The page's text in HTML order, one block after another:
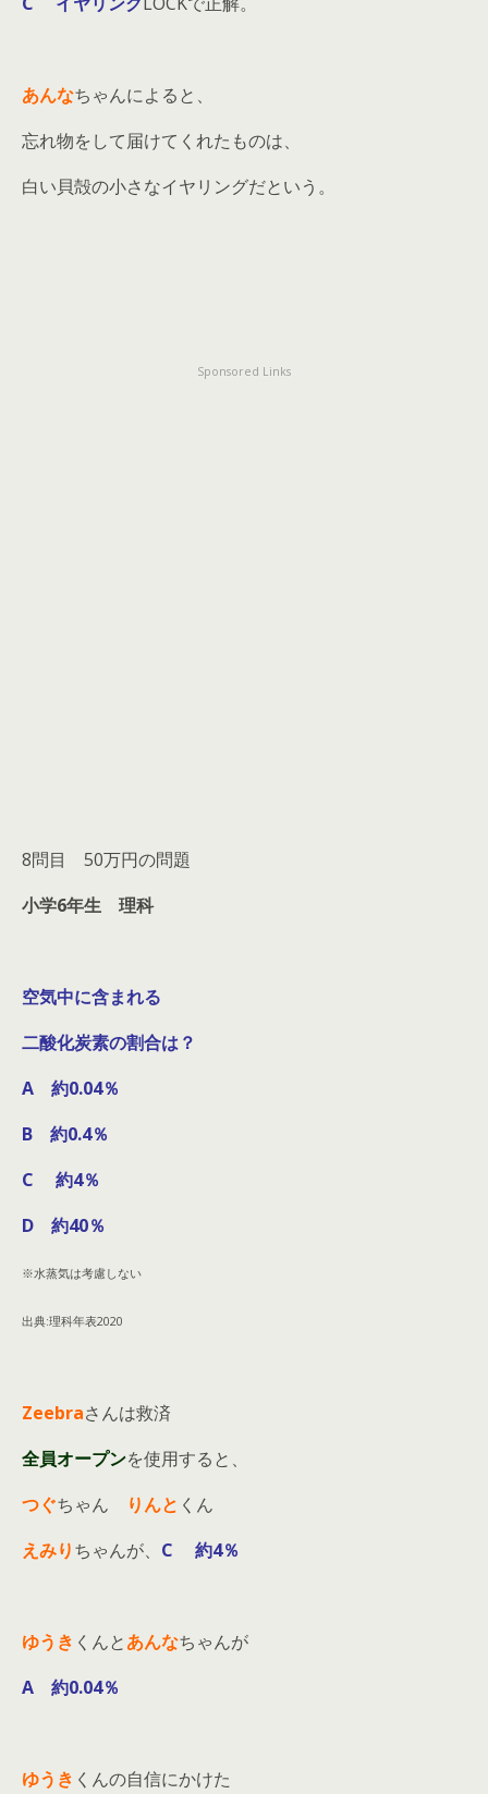
あんなちゃんによると、
忘れ物をして届けてくれたものは、
白い貝殻の小さなイヤリングだという。
Sponsored Links
8問目 50万円の問題
小学6年生 理科
空気中に含まれる
二酸化炭素の割合は？
A 約0.04％
B 約0.4％
C 約4％
D 約40％
※水蒸気は考慮しない
出典:理科年表2020
Zeebraさんは救済
全員オープンを使用すると、
つぐちゃん りんと くん
えみりちゃんが、 C 約4％
ゆうき くんとあんなちゃんが
A 約0.04％
ゆうき くんの自信にかけた